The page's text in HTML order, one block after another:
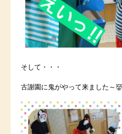
そして・・・
古謝園に鬼がやって来ました～👹